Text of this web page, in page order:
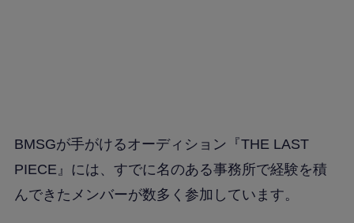
BMSGが手がけるオーディション『THE LAST
PIECE』には、すでに名のある事務所で経験を積
んできたメンバーが数多く参加しています。